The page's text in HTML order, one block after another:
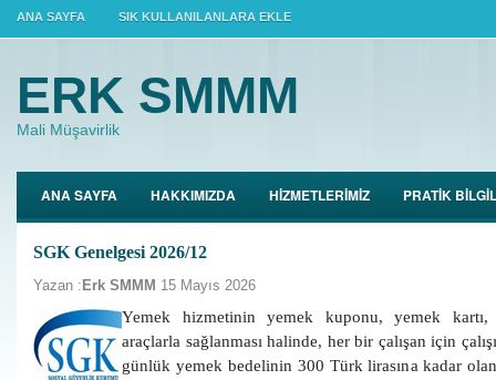
ANA SAYFA SIK KULLANILANLARA EKLE
ERK SMMM
Mali Müşavirlik
ANA SAYFA HAKKIMIZDA HİZMETLERİMİZ PRATİK
SGK Genelgesi 2026/12
Yazan : Erk SMMM 15 Mayıs 2026
Yemek hizmetinin yemek kuponu, yemek
araçlarla sağlanması halinde, her bir çalışan için
günlük yemek bedelinin 300 Türk lirasına kadar olan